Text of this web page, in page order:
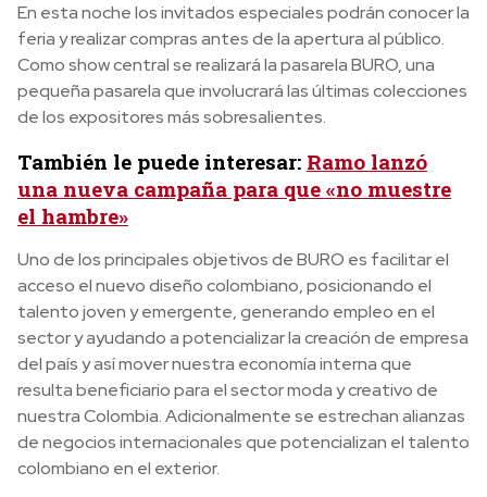
En esta noche los invitados especiales podrán conocer la
feria y realizar compras antes de la apertura al público.
Como show central se realizará la pasarela BURO, una
pequeña pasarela que involucrará las últimas colecciones
de los expositores más sobresalientes.
También le puede interesar: Ramo lanzó
una nueva campaña para que «no muestre
el hambre»
Uno de los principales objetivos de BURO es facilitar el
acceso el nuevo diseño colombiano, posicionando el
talento joven y emergente, generando empleo en el
sector y ayudando a potencializar la creación de empresa
del país y así mover nuestra economía interna que
resulta beneficiario para el sector moda y creativo de
nuestra Colombia. Adicionalmente se estrechan alianzas
de negocios internacionales que potencializan el talento
colombiano en el exterior.